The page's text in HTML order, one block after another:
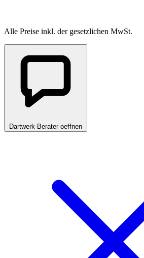
Alle Preise inkl. der gesetzlichen MwSt.
Dartwerk-Berater oeffnen